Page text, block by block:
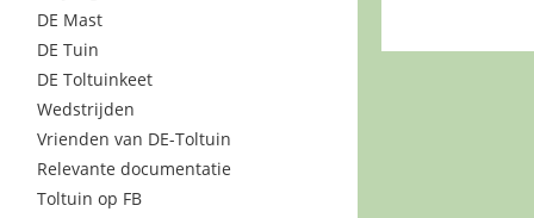
DE Mast
DE Tuin
DE Toltuinkeet
Wedstrijden
Vrienden van DE-Toltuin
Relevante documentatie
Toltuin op FB